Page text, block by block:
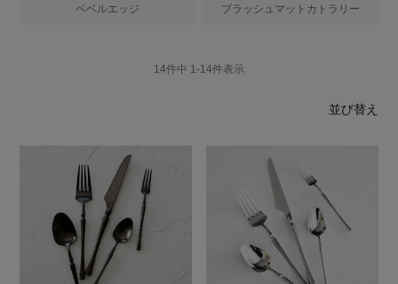
ベベルエッジ ブラッシュマットカトラリー
並び替え
14件中 1-14件表示